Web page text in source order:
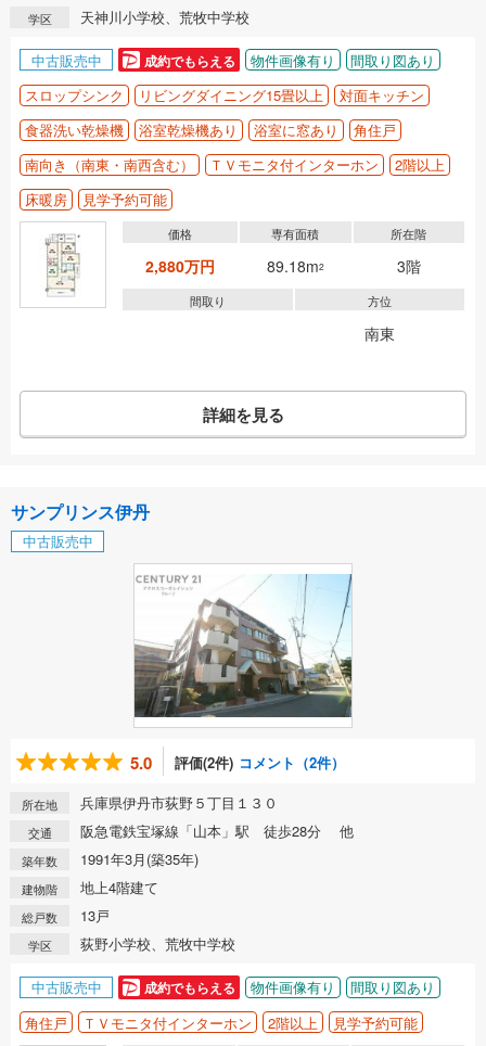
学区 天神川小学校、荒牧中学校
中古販売中 成約でもらえる 物件画像有り
間取り図あり
スロップシンク
リビングダイニング15畳以上
対面キッチン
食器洗い乾燥機
浴室乾燥機あり 浴室に窓あり
角住戸
南向き（南東・南西含む）
ＴＶモニタ付インターホン
2階以上
床暖房
見学予約可能
価格
2,880万円
専有面積
89.18m2
所在階
3階
間取り 方位
南東
詳細を見る
サンプリンス伊丹
中古販売中
5.0 評価(2件) コメント（2件）
所在地 兵庫県伊丹市荻野５丁目１３０
交通 阪急電鉄宝塚線「山本」駅 徒歩28分 他
築年数 1991年3月(築35年)
建物階 地上4階建て
総戸数 13戸
学区 荻野小学校、荒牧中学校
中古販売中 成約でもらえる 物件画像有り
間取り図あり
角住戸
ＴＶモニタ付インターホン 2階以上 見学予約可能